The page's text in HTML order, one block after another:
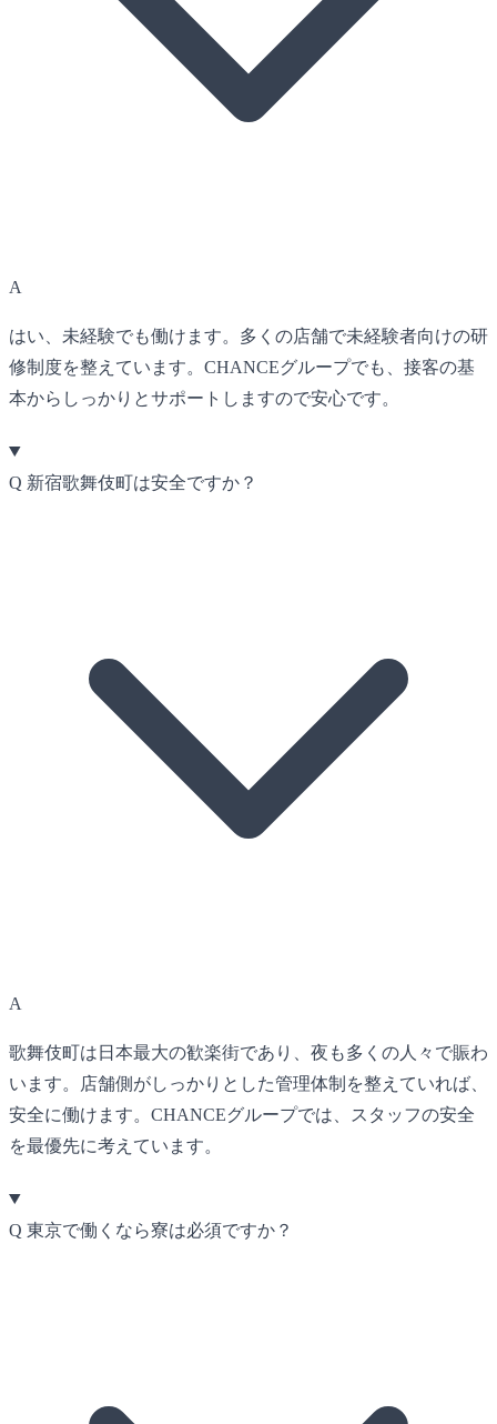
A
はい、未経験でも働けます。多くの店舗で未経験者向けの研
修制度を整えています。CHANCEグループでも、接客の基
本からしっかりとサポートしますので安心です。
Q 新宿歌舞伎町は安全ですか？
A
歌舞伎町は日本最大の歓楽街であり、夜も多くの人々で賑わ
います。店舗側がしっかりとした管理体制を整えていれば、
安全に働けます。CHANCEグループでは、スタッフの安全
を最優先に考えています。
Q 東京で働くなら寮は必須ですか？